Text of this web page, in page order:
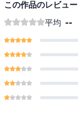
この作品のレビュー
平均 --